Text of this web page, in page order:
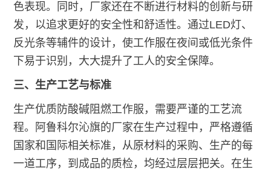
色表现。同时，厂家还在不断进行材料的创新与研
发，以追求更好的安全性和舒适性。通过LED灯、
反光条等辅件的设计，使工作服在夜间或低光条件
下易于识别，大大提升了工人的安全保障。
三、生产工艺与标准
生产优质防酸碱阻燃工作服，需要严谨的工艺流
程。阿鲁科尔沁旗的厂家在生产过程中，严格遵循
国家和国际相关标准，从原材料的采购、生产的每
一道工序，到成品的质检，均经过层层把关。在生